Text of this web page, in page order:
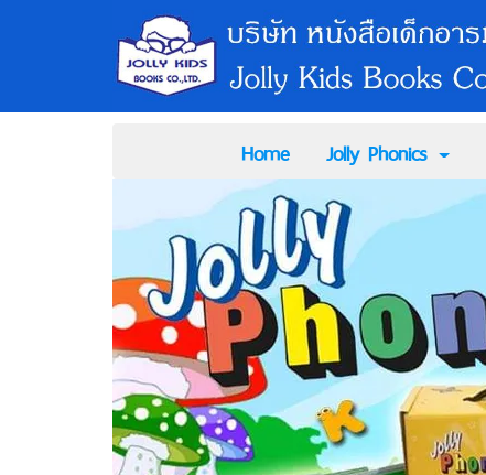
Home Jolly Phonics